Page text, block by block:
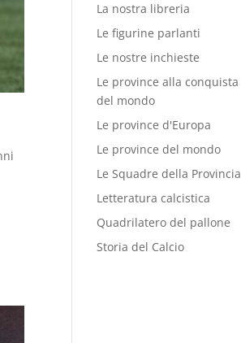
La nostra libreria
Le figurine parlanti
Le nostre inchieste
Le province alla conquista
del mondo
Le province d'Europa
Le province del mondo
Le Squadre della Provincia
Letteratura calcistica
Quadrilatero del pallone
Storia del Calcio